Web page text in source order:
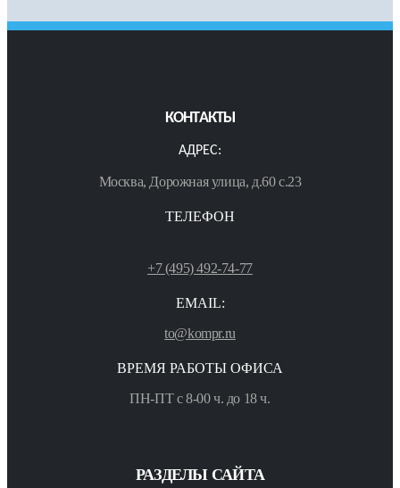
КОНТАКТЫ
АДРЕС:
Москва, Дорожная улица, д.60 с.23
ТЕЛЕФОН
+7 (495) 492-74-77
EMAIL:
to@kompr.ru
ВРЕМЯ РАБОТЫ ОФИСА
ПН-ПТ с 8-00 ч. до 18 ч.
РАЗДЕЛЫ САЙТА